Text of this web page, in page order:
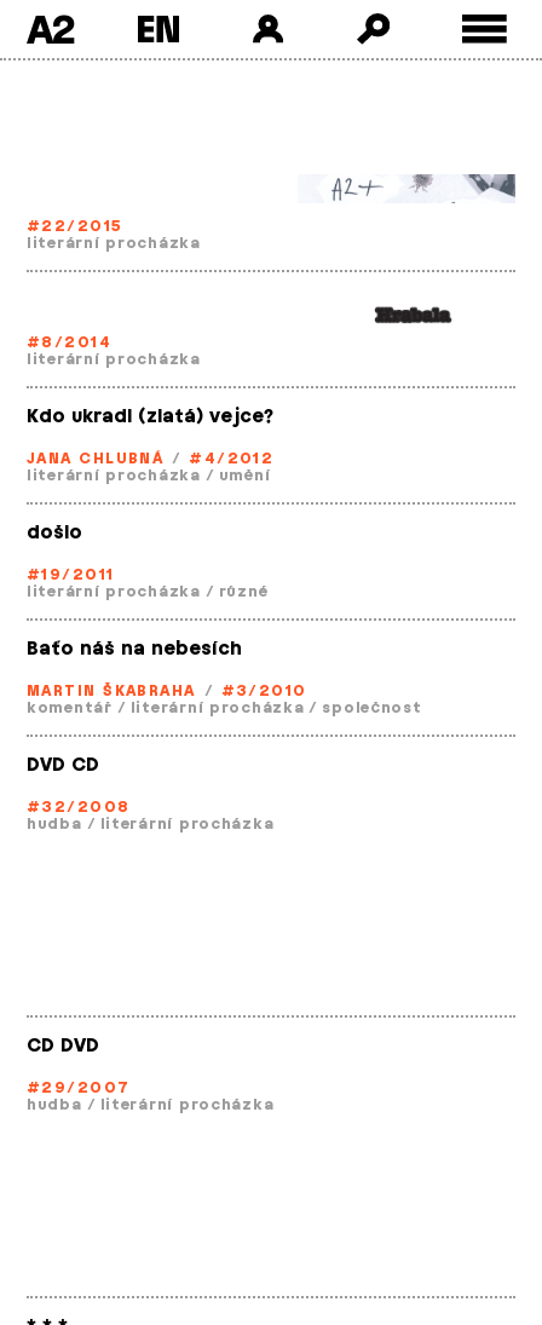
A2
#22/2015
literární procházka
#8/2014
literární procházka
Kdo ukradl (zlatá) vejce?
JANA CHLUBNÁ / #4/2012
literární procházka / umění
došlo
#19/2011
literární procházka / různé
Baťo náš na nebesích
MARTIN ŠKABRAHA / #3/2010
komentář / literární procházka / společnost
DVD CD
#32/2008
hudba / literární procházka
CD DVD
#29/2007
hudba / literární procházka